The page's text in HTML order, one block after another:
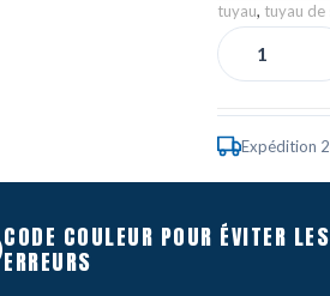
tuyau, tuyau de
Expédition
CODE COULEUR POUR ÉVITER LES
ERREURS